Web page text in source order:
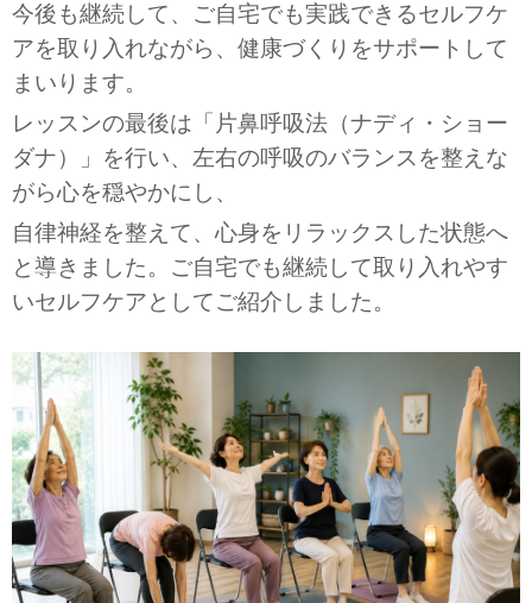
今後も継続して、ご自宅でも実践できるセルフケ
アを取り入れながら、健康づくりをサポートして
まいります。
レッスンの最後は「片鼻呼吸法（ナディ・ショー
ダナ）」を行い、左右の呼吸のバランスを整えな
がら心を穏やかにし、
自律神経を整えて、心身をリラックスした状態へ
と導きました。ご自宅でも継続して取り入れやす
いセルフケアとしてご紹介しました。